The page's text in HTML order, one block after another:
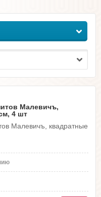
Малевичъ,
4 шт
Малевичъ, квадратные